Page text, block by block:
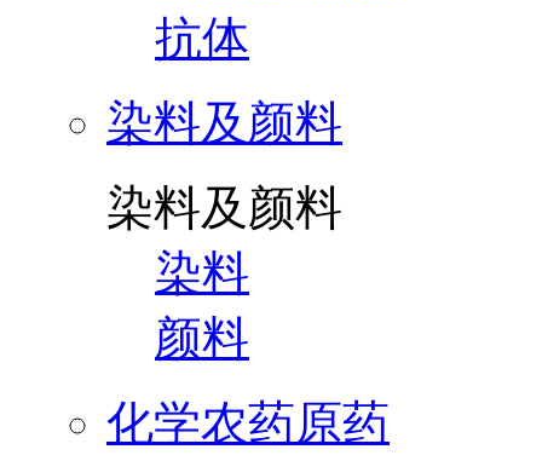
抗体
染料及颜料
染料及颜料
染料
颜料
化学农药原药